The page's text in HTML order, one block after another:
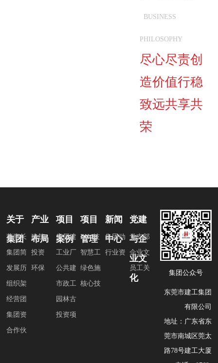
BUSINESS
PHILOSOPHY
尽心尽责创
造价值行稳
致远共享共
荣
关于
集团
董事长
致辞
集团简
介
发展历
程
组织架
构
经营团
队
集团资
质与荣
合作伙
产业
布局
建筑
投资
环保
项目
案例
房屋建
筑工程
工业厂
房工程
公共建
筑工程
市政工
程
园林古
建筑
投资项
项目
管理
BIM技
术
智慧工
地
绿色施
工
核心技
新闻
中心
集团动
态
行业资
党建
与企
业文
化
党支部
建设
企业文
化
员工关
爱
集团公众号
东莞市建工集团
有限公司
地址：广东省东
莞市南城区莞太
路78号建工大厦